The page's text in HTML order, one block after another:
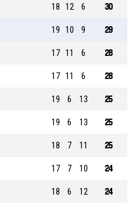
18 12 6 30
19 10 9 29
17 11 6 28
17 11 6 28
19 6 13 25
19 6 13 25
18 7 11 25
17 7 10 24
18 6 12 24